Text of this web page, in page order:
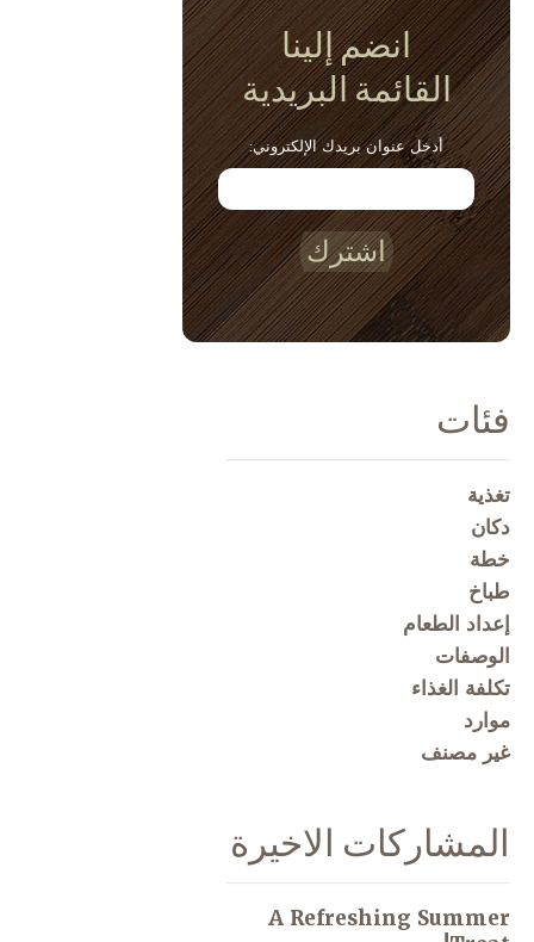
انضم إلينا
القائمة البريدية
أدخل عنوان بريدك الإلكتروني:
اشترك
فئات
تغذية
دكان
خطة
طباخ
إعداد الطعام
الوصفات
تكلفة الغذاء
موارد
غير مصنف
المشاركات الاخيرة
A Refreshing Summer